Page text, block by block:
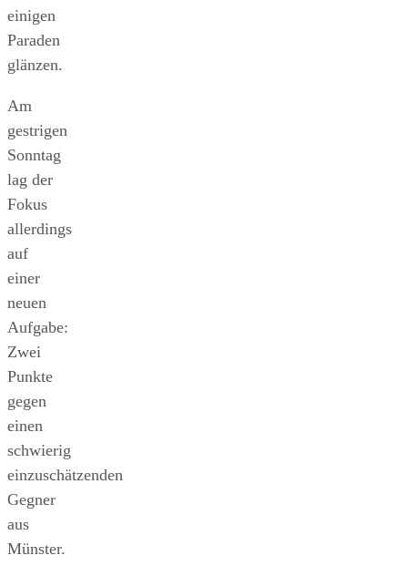
einigen
Paraden
glänzen.
Am
gestrigen
Sonntag
lag der
Fokus
allerdings
auf
einer
neuen
Aufgabe:
Zwei
Punkte
gegen
einen
schwierig
einzuschätzenden
Gegner
aus
Münster.